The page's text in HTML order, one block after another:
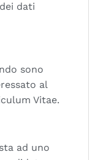
dati
sono
al
Vitae.
ad uno